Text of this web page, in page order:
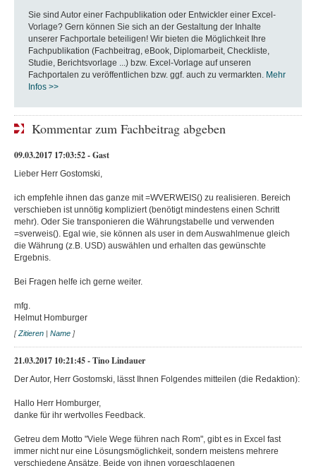
Sie sind Autor einer Fachpublikation oder Entwickler einer Excel-
Vorlage? Gern können Sie sich an der Gestaltung der Inhalte
unserer Fachportale beteiligen! Wir bieten die Möglichkeit Ihre
Fachpublikation (Fachbeitrag, eBook, Diplomarbeit, Checkliste,
Studie, Berichtsvorlage ...) bzw. Excel-Vorlage auf unseren
Fachportalen zu veröffentlichen bzw. ggf. auch zu vermarkten. Mehr
Infos >>
Kommentar zum Fachbeitrag abgeben
09.03.2017 17:03:52 - Gast
Lieber Herr Gostomski,
ich empfehle ihnen das ganze mit =WVERWEIS() zu realisieren. Bereich
verschieben ist unnötig kompliziert (benötigt mindestens einen Schritt
mehr). Oder Sie transponieren die Währungstabelle und verwenden
=sverweis(). Egal wie, sie können als user in dem Auswahlmenue gleich
die Währung (z.B. USD) auswählen und erhalten das gewünschte
Ergebnis.
Bei Fragen helfe ich gerne weiter.
mfg.
Helmut Homburger
[Zitieren | Name ]
21.03.2017 10:21:45 - Tino Lindauer
Der Autor, Herr Gostomski, lässt Ihnen Folgendes mitteilen (die Redaktion):
Hallo Herr Homburger,
danke für ihr wertvolles Feedback.
Getreu dem Motto "Viele Wege führen nach Rom", gibt es in Excel fast
immer nicht nur eine Lösungsmöglichkeit, sondern meistens mehrere
verschiedene Ansätze. Beide von ihnen vorgeschlagenen